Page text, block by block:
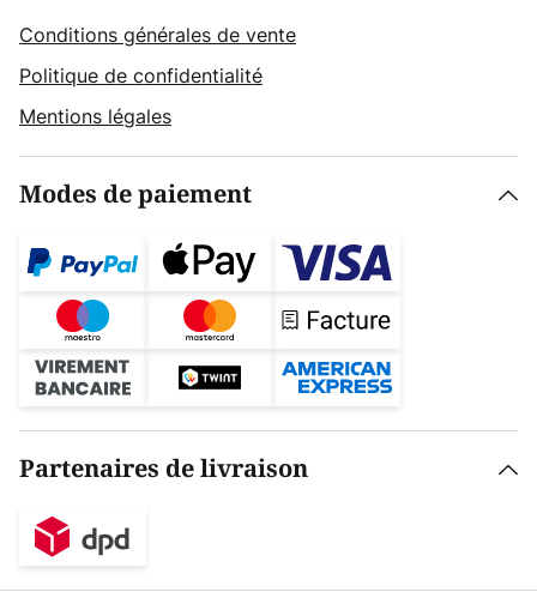
Conditions générales de vente
Politique de confidentialité
Mentions légales
Modes de paiement
Partenaires de livraison